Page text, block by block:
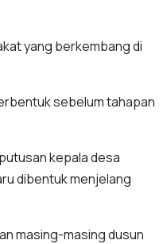
yang berkembang di
sebelum tahapan
kepala desa
dibentuk menjelang
masing-masing dusun